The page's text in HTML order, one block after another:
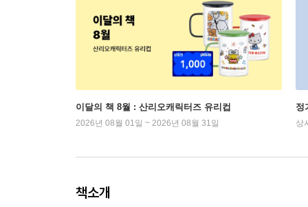
이달의 책 8월 : 산리오캐릭터즈 유리컵
2026년 08월 01일 ~ 2026년 08월 31일
정
상
책소개